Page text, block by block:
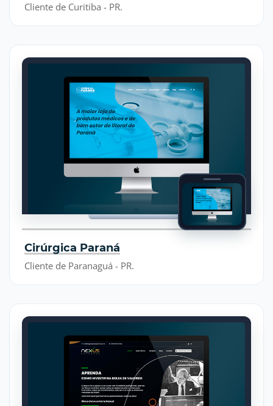
Cliente de Curitiba - PR.
Cirúrgica Paraná
Cliente de Paranaguá - PR.